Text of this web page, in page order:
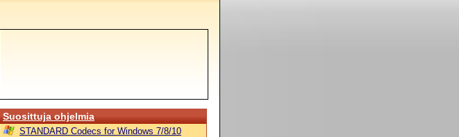
Suosittuja ohjelmia
STANDARD Codecs for Windows 7/8/10